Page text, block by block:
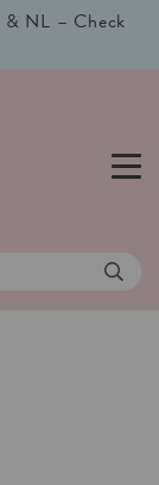
& NL – Check